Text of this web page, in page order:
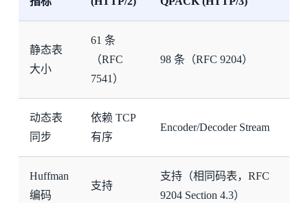
静态表
大小
61 条
（RFC
7541）
98 条（RFC 9204）
动态表
同步
依赖 TCP
有序
Encoder/Decoder Stream
Huffman
编码
支持
支持（相同码表，RFC
9204 Section 4.3）